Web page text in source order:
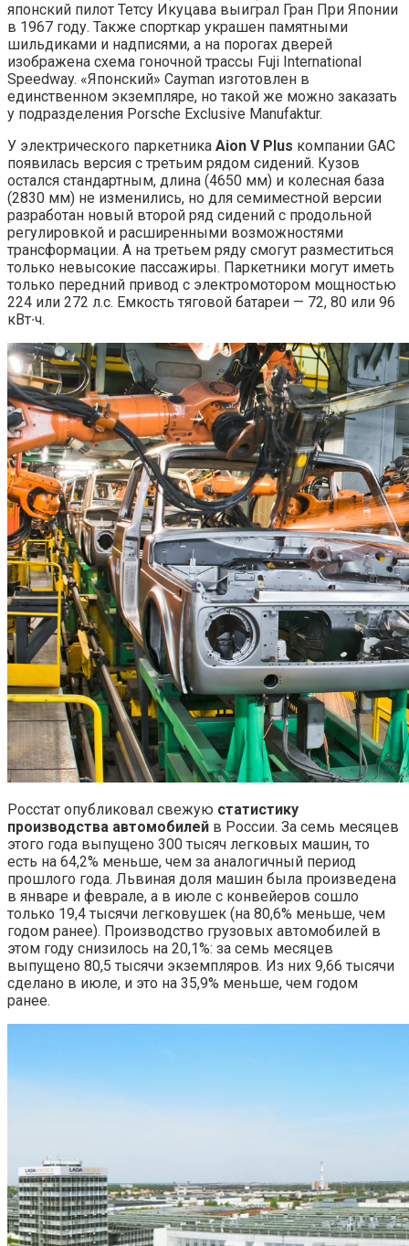
японский пилот Тетсу Икуцава выиграл Гран При Японии
в 1967 году. Также спорткар украшен памятными
шильдиками и надписями, а на порогах дверей
изображена схема гоночной трассы Fuji International
Speedway. «Японский» Cayman изготовлен в
единственном экземпляре, но такой же можно заказать
у подразделения Porsche Exclusive Manufaktur.
У электрического паркетника Aion V Plus компании GAC
появилась версия с третьим рядом сидений. Кузов
остался стандартным, длина (4650 мм) и колесная база
(2830 мм) не изменились, но для семиместной версии
разработан новый второй ряд сидений с продольной
регулировкой и расширенными возможностями
трансформации. А на третьем ряду смогут разместиться
только невысокие пассажиры. Паркетники могут иметь
только передний привод с электромотором мощностью
224 или 272 л.с. Емкость тяговой батареи — 72, 80 или 96
кВт∙ч.
Росстат опубликовал свежую статистику
производства автомобилей в России. За семь месяцев
этого года выпущено 300 тысяч легковых машин, то
есть на 64,2% меньше, чем за аналогичный период
прошлого года. Львиная доля машин была произведена
в январе и феврале, а в июле с конвейеров сошло
только 19,4 тысячи легковушек (на 80,6% меньше, чем
годом ранее). Производство грузовых автомобилей в
этом году снизилось на 20,1%: за семь месяцев
выпущено 80,5 тысячи экземпляров. Из них 9,66 тысячи
сделано в июле, и это на 35,9% меньше, чем годом
ранее.